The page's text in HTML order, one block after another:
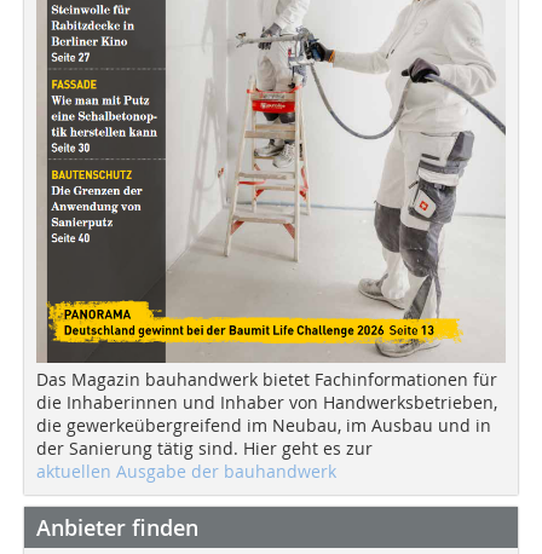
Das Magazin bauhandwerk bietet Fachinformationen für
die Inhaberinnen und Inhaber von Handwerksbetrieben,
die gewerkeübergreifend im Neubau, im Ausbau und in
der Sanierung tätig sind. Hier geht es zur
aktuellen Ausgabe der bauhandwerk
Anbieter finden